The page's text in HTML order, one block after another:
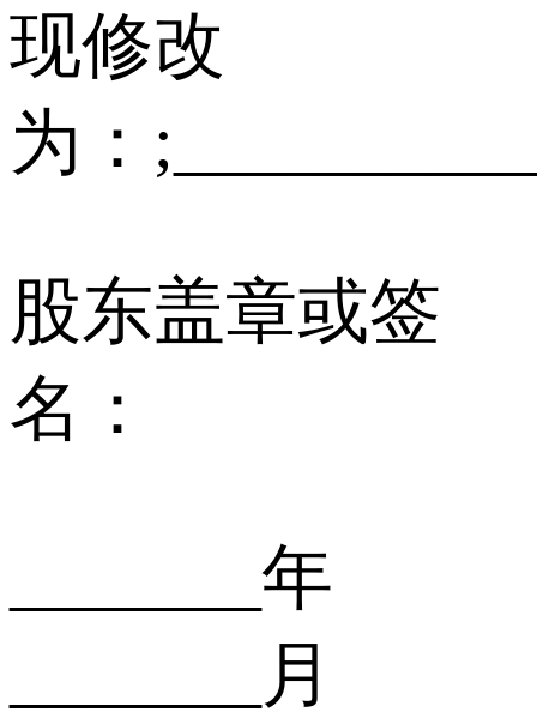
现修改
为：
股东盖章或签
名：
_______年
_______月